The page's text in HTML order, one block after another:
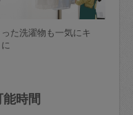
た洗濯物も一気にキ
時間